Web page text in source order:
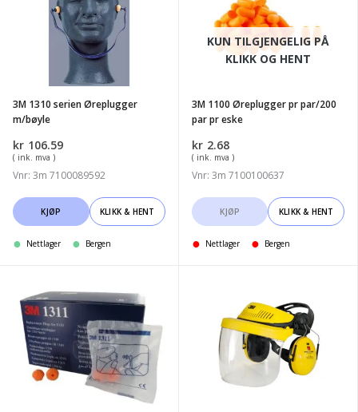
Øreplugger
3M 1310 serien Øreplugger
m/bøyle
kr 106.59
( ink. mva )
Vnr: 3m 7100089592
KJØP KLIKK & HENT
Nettlager Bergen
Øreplugger
par/200
eske
KUN TILGJENGELIG PÅ
KLIKK OG HENT
3M 1100 Øreplugger pr par/200
par pr eske
kr 2.68
( ink. mva )
Vnr: 3m 7100100637
KJØP KLIKK & HENT
Nettlager Bergen
1311
(6168-
serien
Multisystem
Industri,
G500V5FH510-